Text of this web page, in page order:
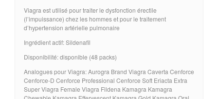
Viagra est utilisé pour traiter le dysfonction érectile
(l’impuissance) chez les hommes et pour le traitement
d’hypertension artérielle pulmonaire
Ingrédient actif: Sildenafil
Disponibilité: disponible (48 packs)
Analogues pour Viagra: Aurogra Brand Viagra Caverta Cenforce
Cenforce-D Cenforce Professional Cenforce Soft Eriacta Extra
Super Viagra Female Viagra Fildena Kamagra Kamagra